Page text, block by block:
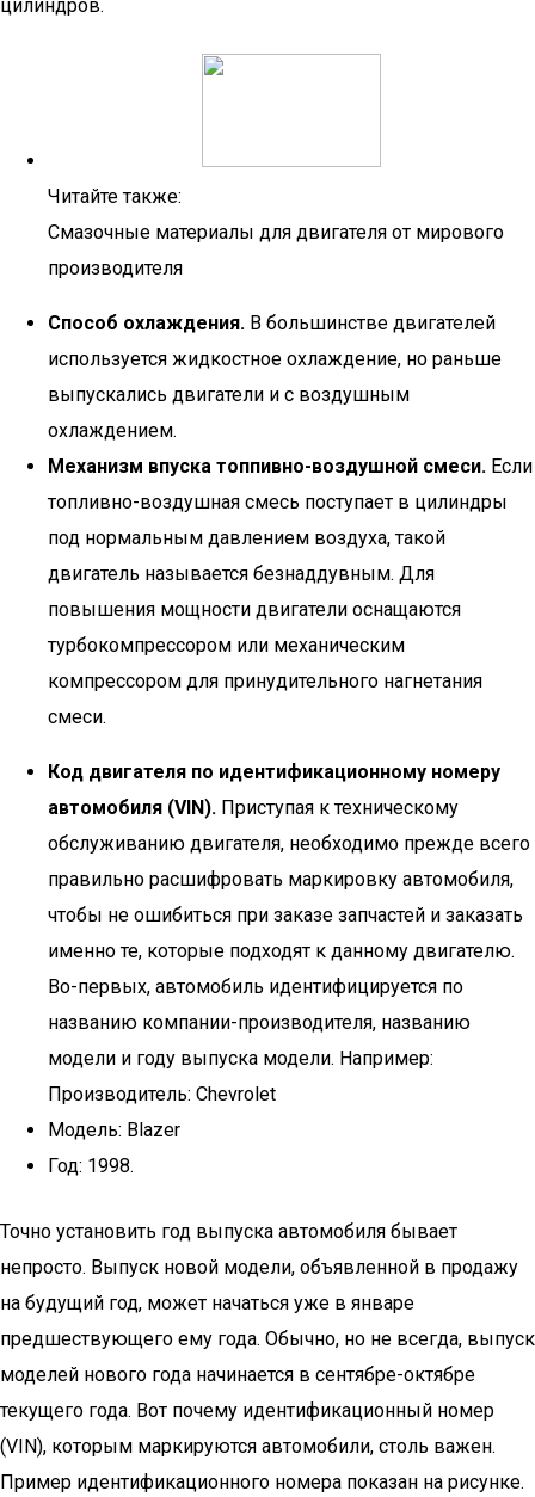
цилиндров.
Читайте также:
Смазочные материалы для двигателя от мирового
производителя
Способ охлаждения. В большинстве двигателей
используется жидкостное охлаждение, но раньше
выпускались двигатели и с воздушным
охлаждением.
Механизм впуска топпивно-воздушной смеси. Если
топливно-воздушная смесь поступает в цилиндры
под нормальным давлением воздуха, такой
двигатель называется безнаддувным. Для
повышения мощности двигатели оснащаются
турбокомпрессором или механическим
компрессором для принудительного нагнетания
смеси.
Код двигателя по идентификационному номеру
автомобиля (VIN). Приступая к техническому
обслуживанию двигателя, необходимо прежде всего
правильно расшифровать маркировку автомобиля,
чтобы не ошибиться при заказе запчастей и заказать
именно те, которые подходят к данному двигателю.
Во-первых, автомобиль идентифицируется по
названию компании-производителя, названию
модели и году выпуска модели. Например:
Производитель: Chevrolet
Модель: Blazer
Год: 1998.
Точно установить год выпуска автомобиля бывает
непросто. Выпуск новой модели, объявленной в продажу
на будущий год, может начаться уже в январе
предшествующего ему года. Обычно, но не всегда, выпуск
моделей нового года начинается в сентябре-октябре
текущего года. Вот почему идентификационный номер
(VIN), которым маркируются автомобили, столь важен.
Пример идентификационного номера показан на рисунке.